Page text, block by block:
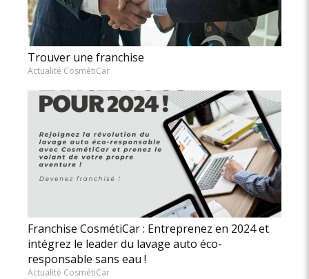
Trouver une franchise
Actualité CosmétiCar
Franchise CosmétiCar : Entreprenez en 2024 et
intégrez le leader du lavage auto éco-
responsable sans eau !
Actualité CosmétiCar